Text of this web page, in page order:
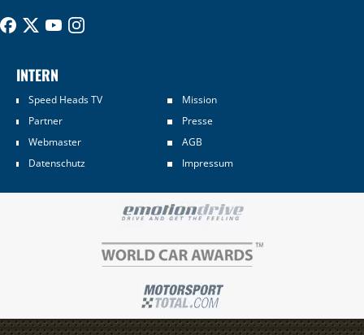
INTERN
Speed Heads TV
Mission
Partner
Presse
Webmaster
AGB
Datenschutz
Impressum